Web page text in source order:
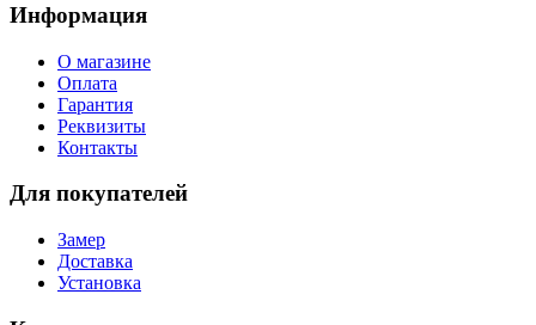
Информация
О магазине
Оплата
Гарантия
Реквизиты
Контакты
Для покупателей
Замер
Доставка
Установка